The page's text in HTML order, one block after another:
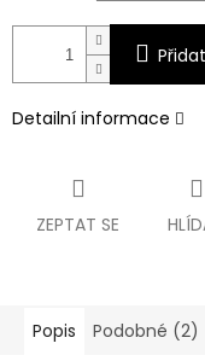
Detailní informace
ZEPTAT SE
Popis Podobné (2)